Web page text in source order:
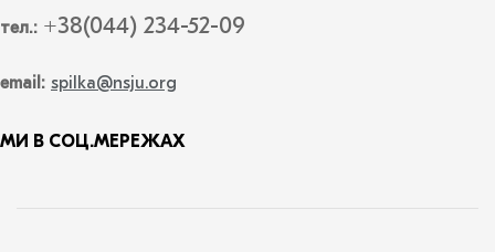
тел.: +38(044) 234-52-09
email: spilka@nsju.org
МИ В СОЦ.МЕРЕЖАХ